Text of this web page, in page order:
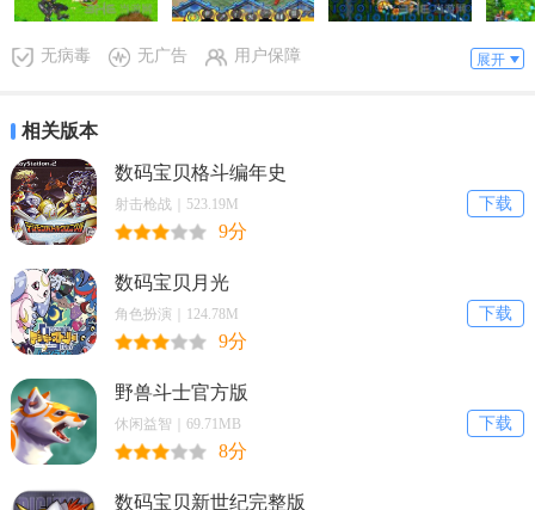
码暴龙所有的剧情，同时回合制的战斗非常考验玩家的策略性，喜欢
无病毒
无广告 用户保障 展开
相关版本
数码宝贝格斗编年史
下载
射击枪战｜523.19M
9分
数码宝贝月光
下载
角色扮演｜124.78M
9分
野兽斗士官方版
下载
休闲益智｜69.71MB
8分
数码宝贝新世纪完整版